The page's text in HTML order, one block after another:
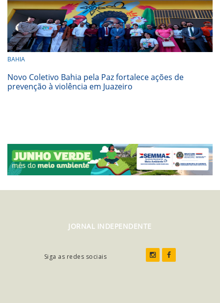
BAHIA
Novo Coletivo Bahia pela Paz fortalece ações de
prevenção à violência em Juazeiro
JORNAL INDEPENDENTE
Siga as redes sociais